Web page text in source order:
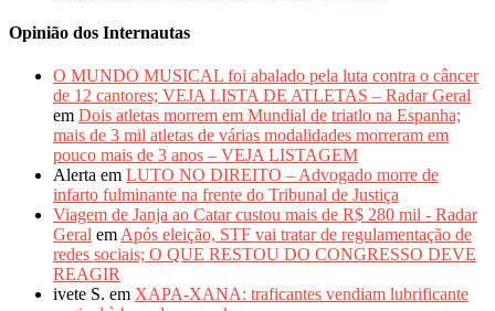
Opinião dos Internautas
O MUNDO MUSICAL foi abalado pela luta contra o câncer
de 12 cantores; VEJA LISTA DE ATLETAS – Radar Geral
em Dois atletas morrem em Mundial de triatlo na Espanha;
mais de 3 mil atletas de várias modalidades morreram em
pouco mais de 3 anos – VEJA LISTAGEM
Alerta em LUTO NO DIREITO – Advogado morre de
infarto fulminante na frente do Tribunal de Justiça
Viagem de Janja ao Catar custou mais de R$ 280 mil - Radar
Geral em Após eleição, STF vai tratar de regulamentação de
redes sociais; O QUE RESTOU DO CONGRESSO DEVE
REAGIR
ivete S. em XAPA-XANA: traficantes vendiam lubrificante